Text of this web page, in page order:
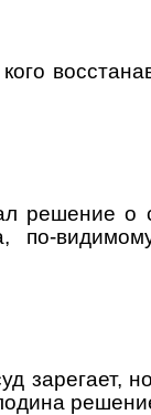
решение о
зарегает,